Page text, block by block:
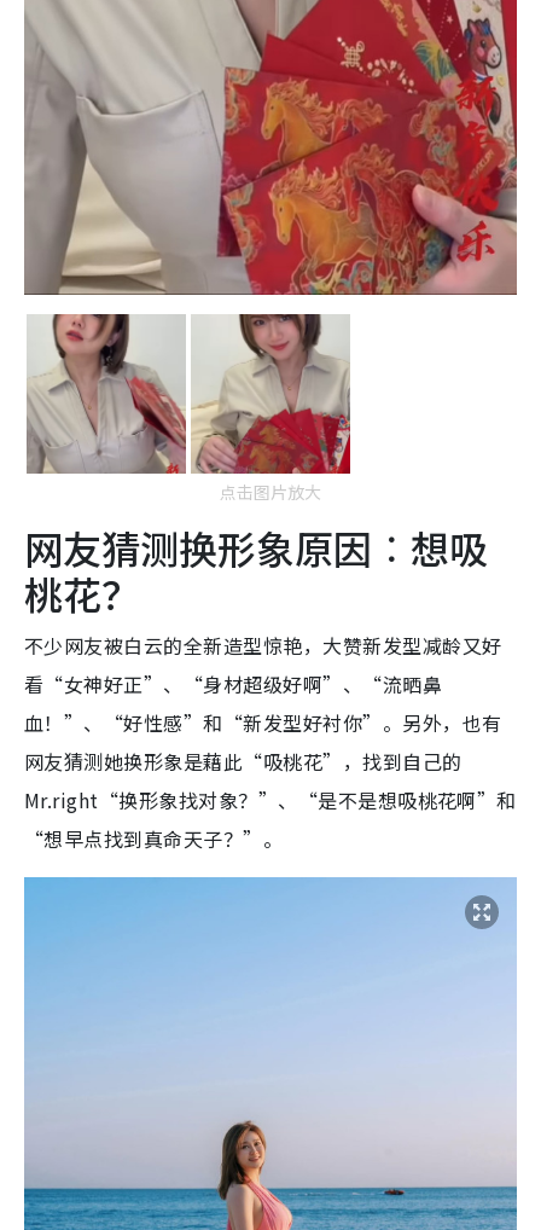
点击图片放大
网友猜测换形象原因︰想吸
桃花？
不少网友被白云的全新造型惊艳，大赞新发型减龄又好
看“女神好正”、“身材超级好啊”、“流晒鼻
血！”、“好性感”和“新发型好衬你”。另外，也有
网友猜测她换形象是藉此“吸桃花”，找到自己的
Mr.right“换形象找对象？”、“是不是想吸桃花啊”和
“想早点找到真命天子？”。